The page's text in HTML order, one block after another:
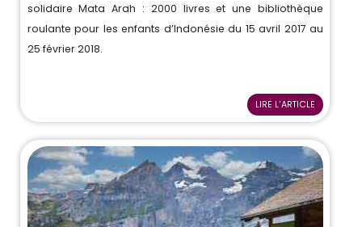
solidaire Mata Arah : 2000 livres et une bibliothèque
roulante pour les enfants d’Indonésie du 15 avril 2017 au
25 février 2018.
LIRE L'ARTICLE